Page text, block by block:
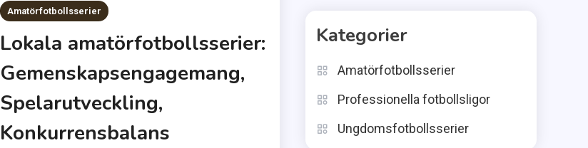
Amatörfotbollsserier
Lokala amatörfotbollsserier:
Gemenskapsengagemang,
Spelarutveckling,
Konkurrensbalans
Kategorier
Amatörfotbollsserier
Professionella fotbollsligor
Ungdomsfotbollsserier